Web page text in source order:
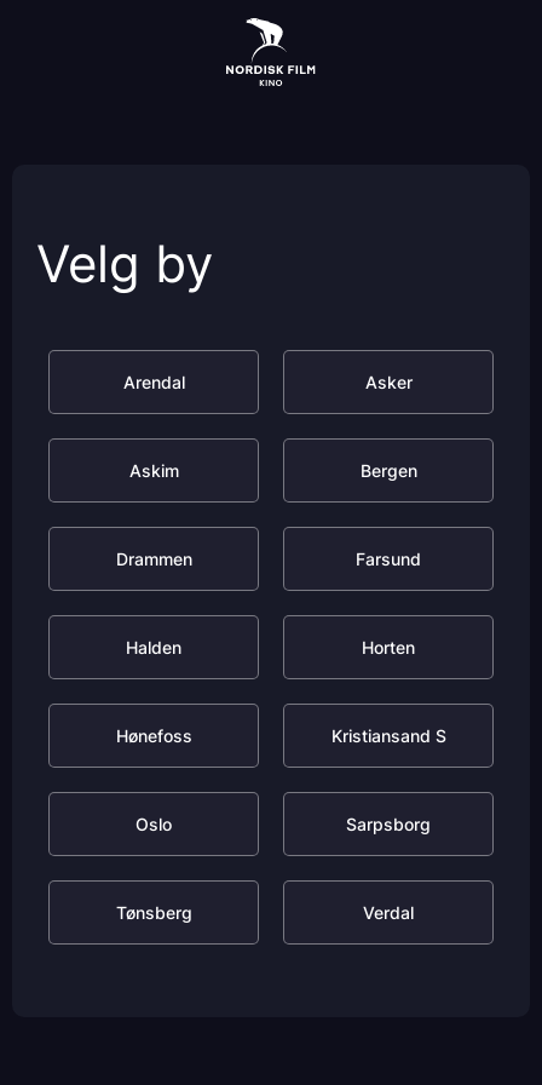
Velg by
Arendal Asker
Askim Bergen
Drammen Farsund
Halden Horten
Hønefoss Kristiansand S
Oslo Sarpsborg
Tønsberg Verdal